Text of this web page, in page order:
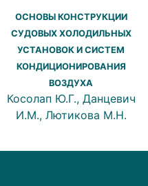
ОСНОВЫ КОНСТРУКЦИИ
СУДОВЫХ ХОЛОДИЛЬНЫХ
УСТАНОВОК И СИСТЕМ
КОНДИЦИОНИРОВАНИЯ
ВОЗДУХА
Косолап Ю.Г., Данцевич
И.М., Лютикова М.Н.